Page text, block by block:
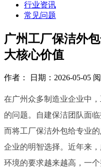
行业资讯
常见问题
广州工厂保洁外
大核心价值
作者： 日期：2026-05-05
在广州众多制造业企业中
的问题。自建保洁团队面
而将工厂保洁外包给专业的
企业的明智选择。近年来
环境的要求越来越高，一